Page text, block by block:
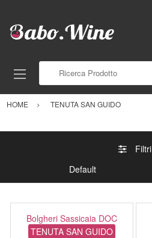
HOME TENUTA SAN GUIDO
Filtri
Bolgheri Sassicaia DOC
TENUTA SAN GUIDO